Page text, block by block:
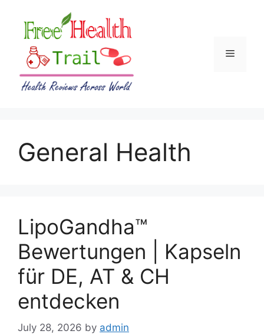
content
Menu
General Health
LipoGandha™
Bewertungen | Kapseln
für DE, AT & CH
entdecken
July 28, 2026 by admin